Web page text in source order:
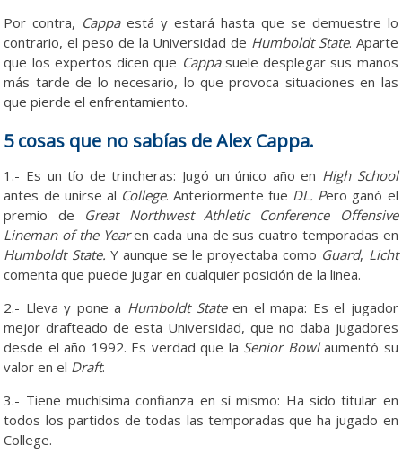
Por contra, Cappaestá y estará hasta que se demuestre lo
contrario, el peso de la Universidad de Humboldt State. Aparte
que los expertos dicen que Cappasuele desplegar sus manos
más tarde de lo necesario, lo que provoca situaciones en las
que pierde el enfrentamiento.
5 cosas que no sabías de Alex Cappa.
1.- Es un tío de trincheras: Jugó un único año en High School
antes de unirse al College. Anteriormente fue DL. Pero ganó el
premio de Great Northwest Athletic Conference Offensive
Lineman of the Yearen cada una de sus cuatro temporadas en
Humboldt State. Y aunque se le proyectaba como Guard, Licht
comenta que puede jugar en cualquier posición de la linea.
2.- Lleva y pone a Humboldt Stateen el mapa: Es el jugador
mejor drafteado de esta Universidad, que no daba jugadores
desde el año 1992. Es verdad que la Senior Bowlaumentó su
valor en el Draft.
3.- Tiene muchísima confianza en sí mismo: Ha sido titular en
todos los partidos de todas las temporadas que ha jugado en
College.